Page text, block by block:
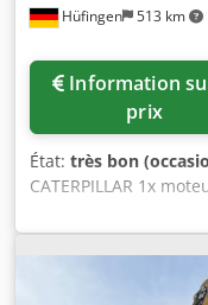
Hüfingen 513 km
prix
État: très bon
CATERPILLAR 1x
raccord rotatif 525-
8851 1x couplage
6698 1x Flèche
562-7526/525-9265